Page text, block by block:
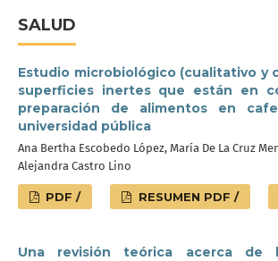
SALUD
Estudio microbiológico (cualitativo y
superficies inertes que están en
preparación de alimentos en
universidad pública
Ana Bertha Escobedo López, María De La Cruz
Alejandra Castro Lino
PDF / RESUMEN PDF /
Una revisión teórica acerca de